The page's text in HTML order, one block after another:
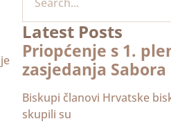
Latest Posts
Priopćenje s 1.
zasjedanja Sabora
Biskupi članovi Hrvatske
skupili su